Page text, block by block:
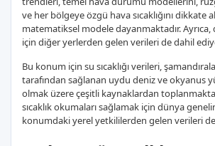
ve her bölgeye özgü hava sıcaklığını dikkate
matematiksel modele dayanmaktadır.
için diğer yerlerden gelen verileri de dahil
Bu konum için su sıcaklığı verileri,
tarafından sağlanan uydu deniz ve okyanus
olmak üzere çeşitli kaynaklardan
sıcaklık okumaları sağlamak için dünya
konumdaki yerel yetkililerden gelen verileri